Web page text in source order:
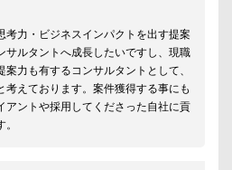
考力・ビジネスインパクトを出す提案
サルタントへ成長したいですし、現職
案力も有するコンサルタントとして、
考えております。案件獲得する事にも
アントや採用してくださった自社に貢